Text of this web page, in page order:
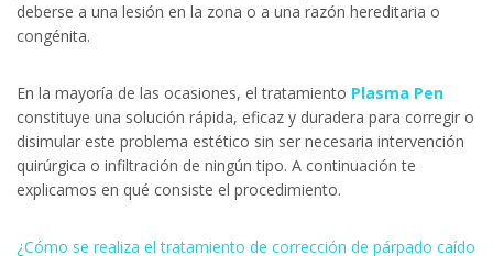
deberse a una lesión en la zona o a una razón hereditaria o
congénita.
En la mayoría de las ocasiones, el tratamiento Plasma Pen
constituye una solución rápida, eficaz y duradera para corregir o
disimular este problema estético sin ser necesaria intervención
quirúrgica o infiltración de ningún tipo. A continuación te
explicamos en qué consiste el procedimiento.
¿Cómo se realiza el tratamiento de corrección de párpado caído